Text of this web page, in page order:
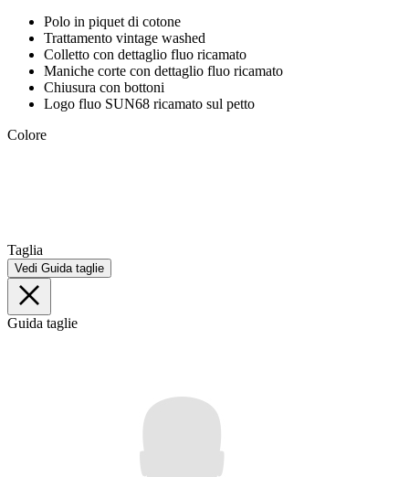
Polo in piquet di cotone
Trattamento vintage washed
Colletto con dettaglio fluo ricamato
Maniche corte con dettaglio fluo ricamato
Chiusura con bottoni
Logo fluo SUN68 ricamato sul petto
Colore
Taglia
Vedi Guida taglie
Guida taglie